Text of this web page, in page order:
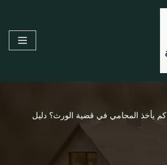
كم يأخذ المحامي في قضية الورث؟ دليل